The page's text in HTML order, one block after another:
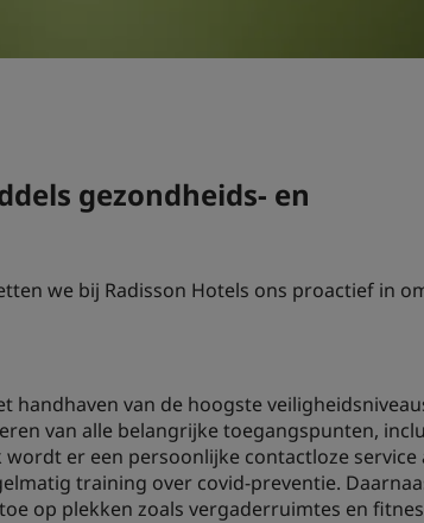
gezondheids- en
we bij Radisson Hotels ons proactief in
van de hoogste
van alle belangrijke toegangspunten,
er een persoonlijke contactloze service
training over covid-preventie.
op plekken zoals vergaderruimtes en